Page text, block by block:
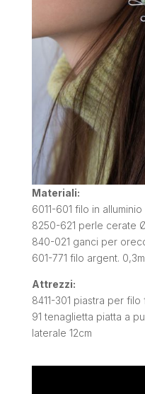
Materiali:
6011-601 filo in
8250-621 perle cerate
840-021 ganci per
601-771 filo argent.
Attrezzi:
8411-301 piastra per
91 tenaglietta piatta a
laterale 12cm